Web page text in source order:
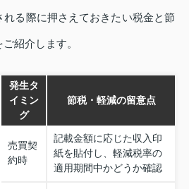
る際に押さえておきたい税金と節
紹介します。
発生タ
イミン
グ
節税・軽減の留意点
売買契
約時
記載金額に応じた収入印
紙を貼付し、軽減税率の
適用期間中かどうか確認